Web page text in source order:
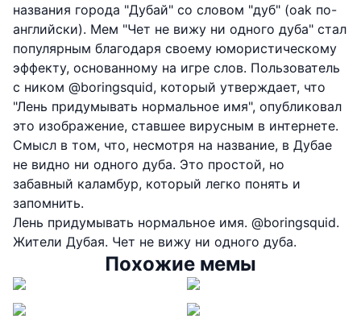
названия города "Дубай" со словом "дуб" (oak по-
английски). Мем "Чет не вижу ни одного дуба" стал
популярным благодаря своему юмористическому
эффекту, основанному на игре слов. Пользователь
с ником @boringsquid, который утверждает, что
"Лень придумывать нормальное имя", опубликовал
это изображение, ставшее вирусным в интернете.
Смысл в том, что, несмотря на название, в Дубае
не видно ни одного дуба. Это простой, но
забавный каламбур, который легко понять и
запомнить.
Лень придумывать нормальное имя. @boringsquid.
Жители Дубая. Чет не вижу ни одного дуба.
Похожие мемы